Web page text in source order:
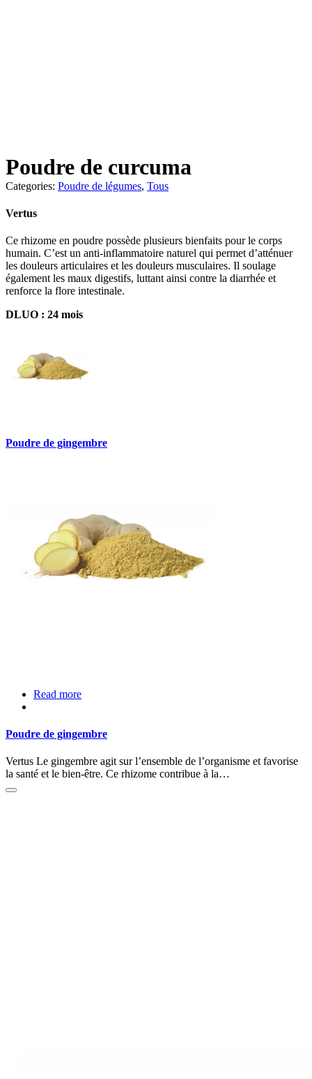
Poudre de curcuma
Categories: Poudre de légumes, Tous
Vertus
Ce rhizome en poudre possède plusieurs bienfaits pour le corps
humain. C’est un anti-inflammatoire naturel qui permet d’atténuer
les douleurs articulaires et les douleurs musculaires. Il soulage
également les maux digestifs, luttant ainsi contre la diarrhée et
renforce la flore intestinale.
DLUO : 24 mois
Poudre de gingembre
Read more
Poudre de gingembre
Vertus Le gingembre agit sur l’ensemble de l’organisme et favorise
la santé et le bien-être. Ce rhizome contribue à la…